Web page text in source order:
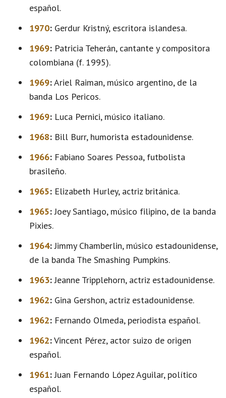
español.
1970: Gerdur Kristný, escritora islandesa.
1969: Patricia Teherán, cantante y compositora
colombiana (f. 1995).
1969:Ariel Raiman, músico argentino, de la
banda Los Pericos.
1969: Luca Pernici, músico italiano.
1968: Bill Burr, humorista estadounidense.
1966: Fabiano Soares Pessoa, futbolista
brasileño.
1965: Elizabeth Hurley, actriz británica.
1965:Joey Santiago, músico filipino, de la banda
Pixies.
1964:Jimmy Chamberlin, músico estadounidense,
de la banda The Smashing Pumpkins.
1963:Jeanne Tripplehorn, actriz estadounidense.
1962: Gina Gershon, actriz estadounidense.
1962: Fernando Olmeda, periodista español.
1962:Vincent Pérez, actor suizo de origen
español.
1961:Juan Fernando López Aguilar, político
español.